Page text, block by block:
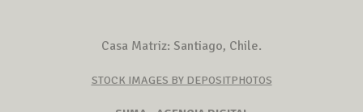
Casa Matriz: Santiago, Chile.
STOCK IMAGES BY DEPOSITPHOTOS